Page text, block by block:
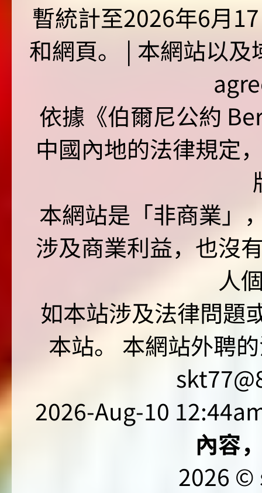
暫統計至2026年6月
和網頁。 | 本網站以
依據《伯爾尼公約
中國內地的法律規定
本網站是「非商業
涉及商業利益，也沒
人
如本站涉及法律問題
本站。 本網站外聘
2026-Aug-10
內容
2026 ©